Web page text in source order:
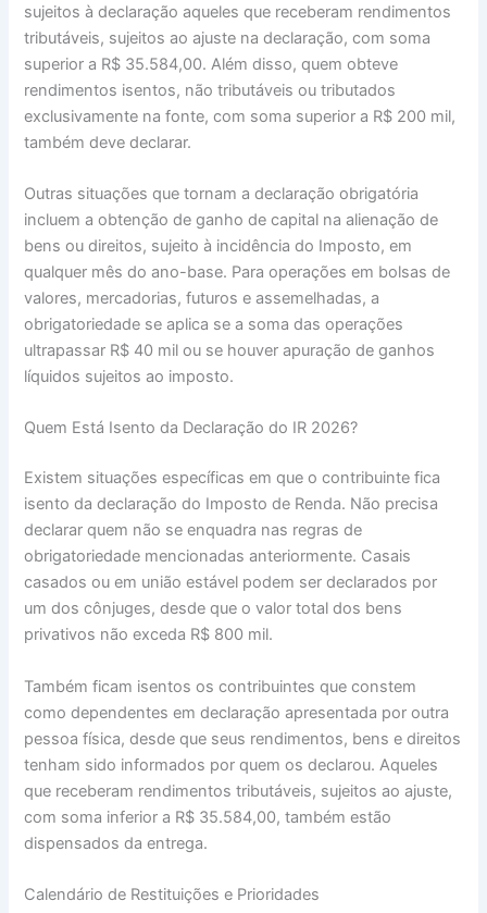
sujeitos à declaração aqueles que receberam rendimentos
tributáveis, sujeitos ao ajuste na declaração, com soma
superior a R$ 35.584,00. Além disso, quem obteve
rendimentos isentos, não tributáveis ou tributados
exclusivamente na fonte, com soma superior a R$ 200 mil,
também deve declarar.
Outras situações que tornam a declaração obrigatória
incluem a obtenção de ganho de capital na alienação de
bens ou direitos, sujeito à incidência do Imposto, em
qualquer mês do ano-base. Para operações em bolsas de
valores, mercadorias, futuros e assemelhadas, a
obrigatoriedade se aplica se a soma das operações
ultrapassar R$ 40 mil ou se houver apuração de ganhos
líquidos sujeitos ao imposto.
Quem Está Isento da Declaração do IR 2026?
Existem situações específicas em que o contribuinte fica
isento da declaração do Imposto de Renda. Não precisa
declarar quem não se enquadra nas regras de
obrigatoriedade mencionadas anteriormente. Casais
casados ou em união estável podem ser declarados por
um dos cônjuges, desde que o valor total dos bens
privativos não exceda R$ 800 mil.
Também ficam isentos os contribuintes que constem
como dependentes em declaração apresentada por outra
pessoa física, desde que seus rendimentos, bens e direitos
tenham sido informados por quem os declarou. Aqueles
que receberam rendimentos tributáveis, sujeitos ao ajuste,
com soma inferior a R$ 35.584,00, também estão
dispensados da entrega.
Calendário de Restituições e Prioridades